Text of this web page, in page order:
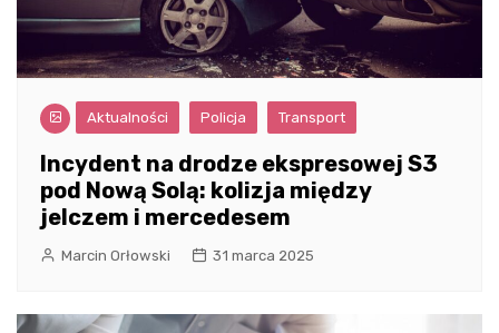
Aktualności Policja Transport
Incydent na drodze ekspresowej S3
pod Nową Solą: kolizja między
jelczem i mercedesem
Marcin Orłowski 31 marca 2025